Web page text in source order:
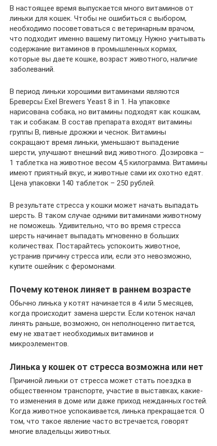
В настоящее время выпускается много витаминов от
линьки для кошек. Чтобы не ошибиться с выбором,
необходимо посоветоваться с ветеринарным врачом,
что подходит именно вашему питомцу. Нужно учитывать
содержание витаминов в промышленных кормах,
которые вы даете кошке, возраст животного, наличие
заболеваний.
В период линьки хорошими витаминами являются
Бреверсы Exel Brewers Yeast 8 in 1. На упаковке
нарисована собака, но витамины подходят как кошкам,
так и собакам. В состав препарата входят витамины
группы В, пивные дрожжи и чеснок. Витамины
сокращают время линьки, уменьшают выпадение
шерсти, улучшают внешний вид животного. Дозировка –
1 таблетка на животное весом 4,5 килограмма. Витамины
имеют приятный вкус, и животные сами их охотно едят.
Цена упаковки 140 таблеток – 250 рублей.
В результате стресса у кошки может начать выпадать
шерсть. В таком случае одними витаминами животному
не поможешь. Удивительно, что во время стресса
шерсть начинает выпадать мгновенно в больших
количествах. Постарайтесь успокоить животное,
устранив причину стресса или, если это невозможно,
купите ошейник с феромонами.
Почему котенок линяет в раннем возрасте
Обычно линька у котят начинается в 4 или 5 месяцев,
когда происходит замена шерсти. Если котенок начал
линять раньше, возможно, он неполноценно питается,
ему не хватает необходимых витаминов и
микроэлементов.
Линька у кошек от стресса возможна или нет
Причиной линьки от стресса может стать поездка в
общественном транспорте, участие в выставках, какие-
то изменения в доме или даже приход нежданных гостей.
Когда животное успокаивается, линька прекращается. О
том, что такое явление часто встречается, говорят
многие владельцы животных.